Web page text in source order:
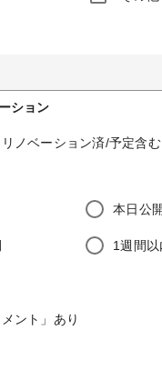
ション
ノベーション済/予定含む
本日公
1週間
ント」あり